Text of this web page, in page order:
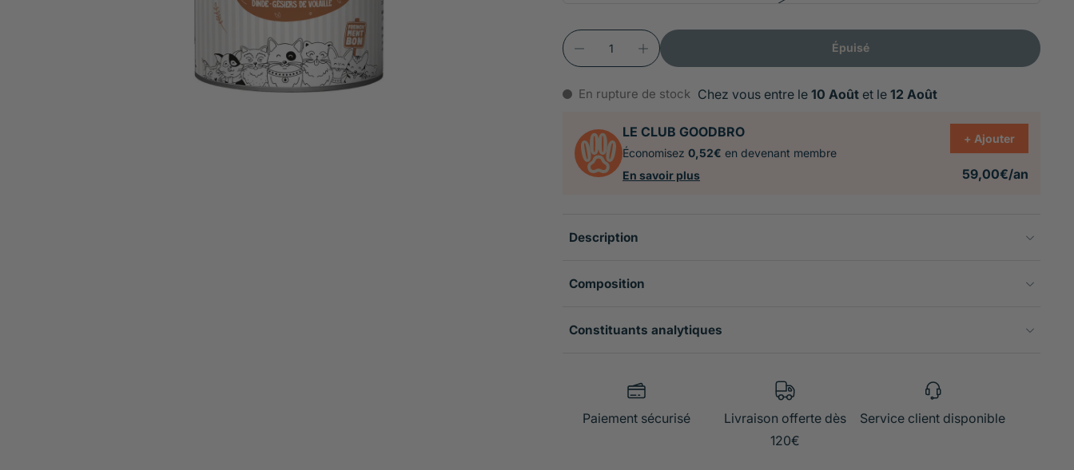
Épuisé
En rupture de stock Chez vous entre le 10 Août et le 12 Août
LE CLUB GOODBRO
Économisez 0,52€ en devenant membre
En savoir plus
+ Ajouter
59,00€/an
Description
Composition
Constituants analytiques
Paiement sécurisé
Livraison offerte dès
120€
Service client disponible